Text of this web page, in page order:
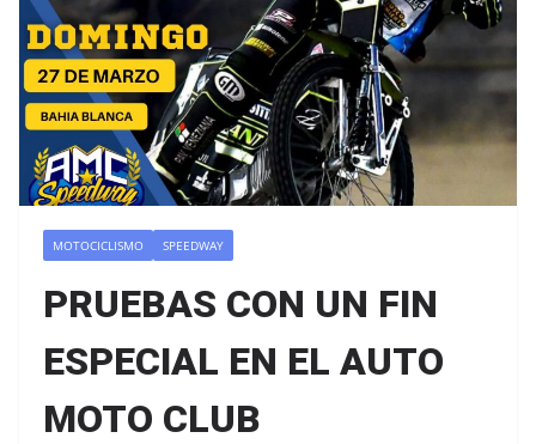
MOTOCICLISMO SPEEDWAY
PRUEBAS CON UN FIN
ESPECIAL EN EL AUTO
MOTO CLUB